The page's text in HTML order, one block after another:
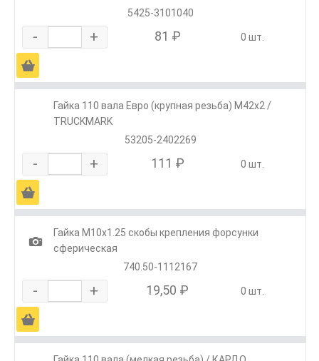
5425-3101040
- + 81 ₽ 0 шт.
Ä
Гайка 110 вала Евро (крупная резьба) М42х2 /
TRUCKMARK
53205-2402269
- + 111 ₽ 0 шт.
Ä
1
Гайка М10х1.25 скобы крепления форсунки
сферическая
740.50-1112167
- + 19,50 ₽ 0 шт.
Ä